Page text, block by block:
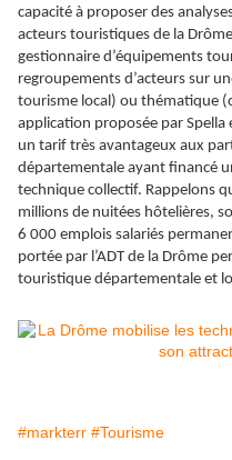
capacité à proposer des
acteurs touristiques de la
gestionnaire d’équipements
regroupements d’acteurs sur
tourisme local) ou thématique
application proposée par Spella
un tarif très avantageux aux
départementale ayant financé
technique collectif. Rappelons
millions de nuitées hôtelières,
6 000 emplois salariés
portée par l’ADT de la Drôme
touristique départementale et
#markterr #Tourisme